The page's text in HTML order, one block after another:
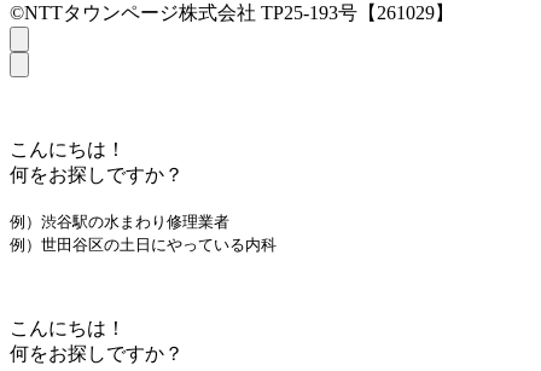
©NTTタウンページ株式会社 TP25-193号【261029】
こんにちは！
何をお探しですか？
例）渋谷駅の水まわり修理業者
例）世田谷区の土日にやっている内科
こんにちは！
何をお探しですか？